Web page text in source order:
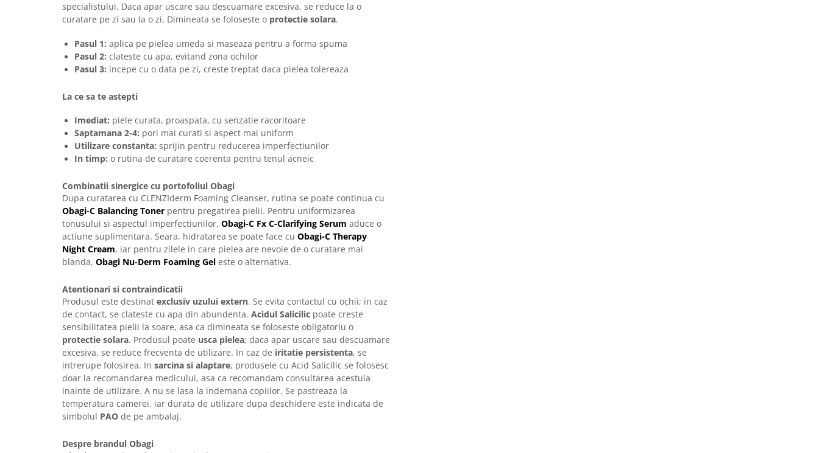
specialistului. Daca apar uscare sau descuamare excesiva, se reduce la o
curatare pe zi sau la o zi. Dimineata se foloseste o protectie solara.
Pasul 1: aplica pe pielea umeda si maseaza pentru a forma spuma
Pasul 2: clateste cu apa, evitand zona ochilor
Pasul 3: incepe cu o data pe zi, creste treptat daca pielea tolereaza
La ce sa te astepti
Imediat: piele curata, proaspata, cu senzatie racoritoare
Saptamana 2-4: pori mai curati si aspect mai uniform
Utilizare constanta: sprijin pentru reducerea imperfectiunilor
In timp: o rutina de curatare coerenta pentru tenul acneic
Combinatii sinergice cu portofoliul Obagi
Dupa curatarea cu CLENZIderm Foaming Cleanser, rutina se poate continua cu
Obagi-C Balancing Toner pentru pregatirea pielii. Pentru uniformizarea
tonusului si aspectul imperfectiunilor, Obagi-C Fx C-Clarifying Serum aduce o
actiune suplimentara. Seara, hidratarea se poate face cu Obagi-C Therapy
Night Cream, iar pentru zilele in care pielea are nevoie de o curatare mai
blanda, Obagi Nu-Derm Foaming Gel este o alternativa.
Atentionari si contraindicatii
Produsul este destinat exclusiv uzului extern. Se evita contactul cu ochii; in caz
de contact, se clateste cu apa din abundenta. Acidul Salicilic poate creste
sensibilitatea pielii la soare, asa ca dimineata se foloseste obligatoriu o
protectie solara. Produsul poate usca pielea; daca apar uscare sau descuamare
excesiva, se reduce frecventa de utilizare. In caz de iritatie persistenta, se
intrerupe folosirea. In sarcina si alaptare, produsele cu Acid Salicilic se folosesc
doar la recomandarea medicului, asa ca recomandam consultarea acestuia
inainte de utilizare. A nu se lasa la indemana copiilor. Se pastreaza la
temperatura camerei, iar durata de utilizare dupa deschidere este indicata de
simbolul PAO de pe ambalaj.
Despre brandul Obagi